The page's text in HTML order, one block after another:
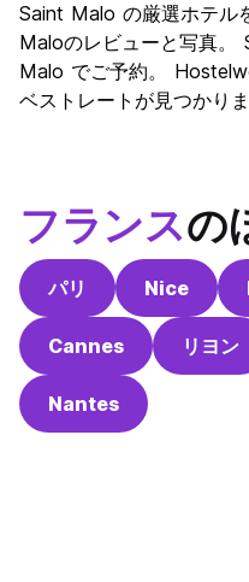
文化
ナイトライフ
コストパフォーマンス
Saint Malo の厳選ホテル
Maloのレビューと写真
Malo でご予約。
ベストレートが見つかりま
フランスの
パリ Nice
Cannes リヨン
Nantes